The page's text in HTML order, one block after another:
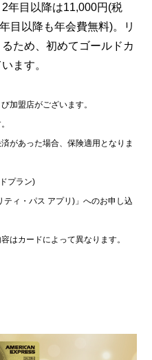
年目以降は11,000円(税
目以降も年会費無料)。リ
ため、初めてゴールドカ
ます。
加盟店がございます。
があった場合、保険適用となりま
プラン)
ィ・パス アプリ)」へのお申し込
はカードによって異なります。